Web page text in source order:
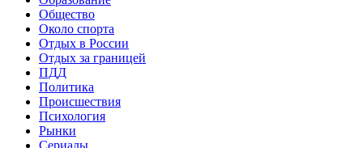
Общество
Около спорта
Отдых в России
Отдых за границей
ПДД
Политика
Происшествия
Психология
Рынки
Сериалы